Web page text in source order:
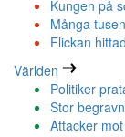
Kungen på
Många
Flickan
Världen
Politiker
Stor
Attacker